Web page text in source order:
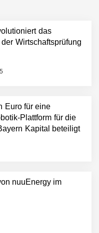
das
Wirtschaftsprüfung
Euro für eine
Plattform für die
Kapital beteiligt
nuuEnergy im
das
der
Euro für eine